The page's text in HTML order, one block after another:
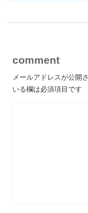
comment
メールアドレスが公開
いる欄は必須項目です